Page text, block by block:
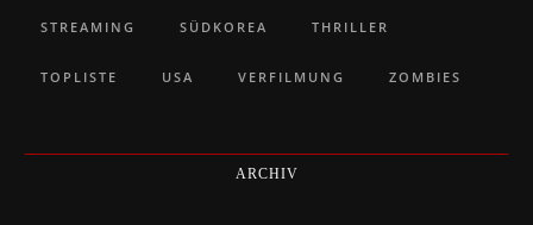
STREAMING SÜDKOREA THRILLER
TOPLISTE USA VERFILMUNG ZOMBIES
ARCHIV